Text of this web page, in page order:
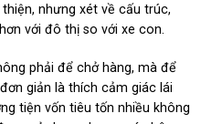
nhưng xét về cấu trúc,
với đô thị so với xe con.
phải để chở hàng, mà để
giản là thích cảm giác lái
tiện vốn tiêu tốn nhiều không